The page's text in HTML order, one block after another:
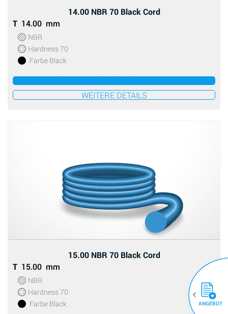
14.00 NBR 70 Black Cord
T 14.00 mm
Farbe Black
Hardness 70
NBR
WEITERE DETAILS
15.00 NBR 70 Black Cord
T 15.00 mm
Farbe Black
Hardness 70
NBR
ANGEBOT